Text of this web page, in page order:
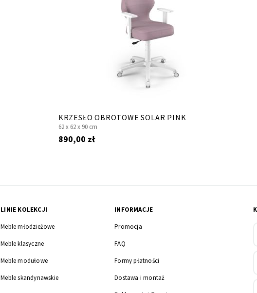
KRZESŁO OBROTOWE SOLAR PINK
62 x 62 x 90 cm
890,00 zł
LINIE KOLEKCJI
Meble młodzieżowe
Meble klasyczne
Meble modułowe
Meble skandynawskie
INFORMACJE
Promocja
FAQ
Formy płatności
Dostawa i montaż